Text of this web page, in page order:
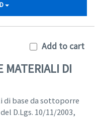
Add to cart
MATERIALI DI
di base da sottoporre
D.Lgs. 10/11/2003,